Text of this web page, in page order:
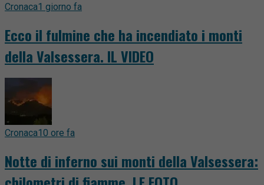
Cronaca1 giorno fa
Ecco il fulmine che ha incendiato i monti
della Valsessera. IL VIDEO
Cronaca10 ore fa
Notte di inferno sui monti della Valsessera: